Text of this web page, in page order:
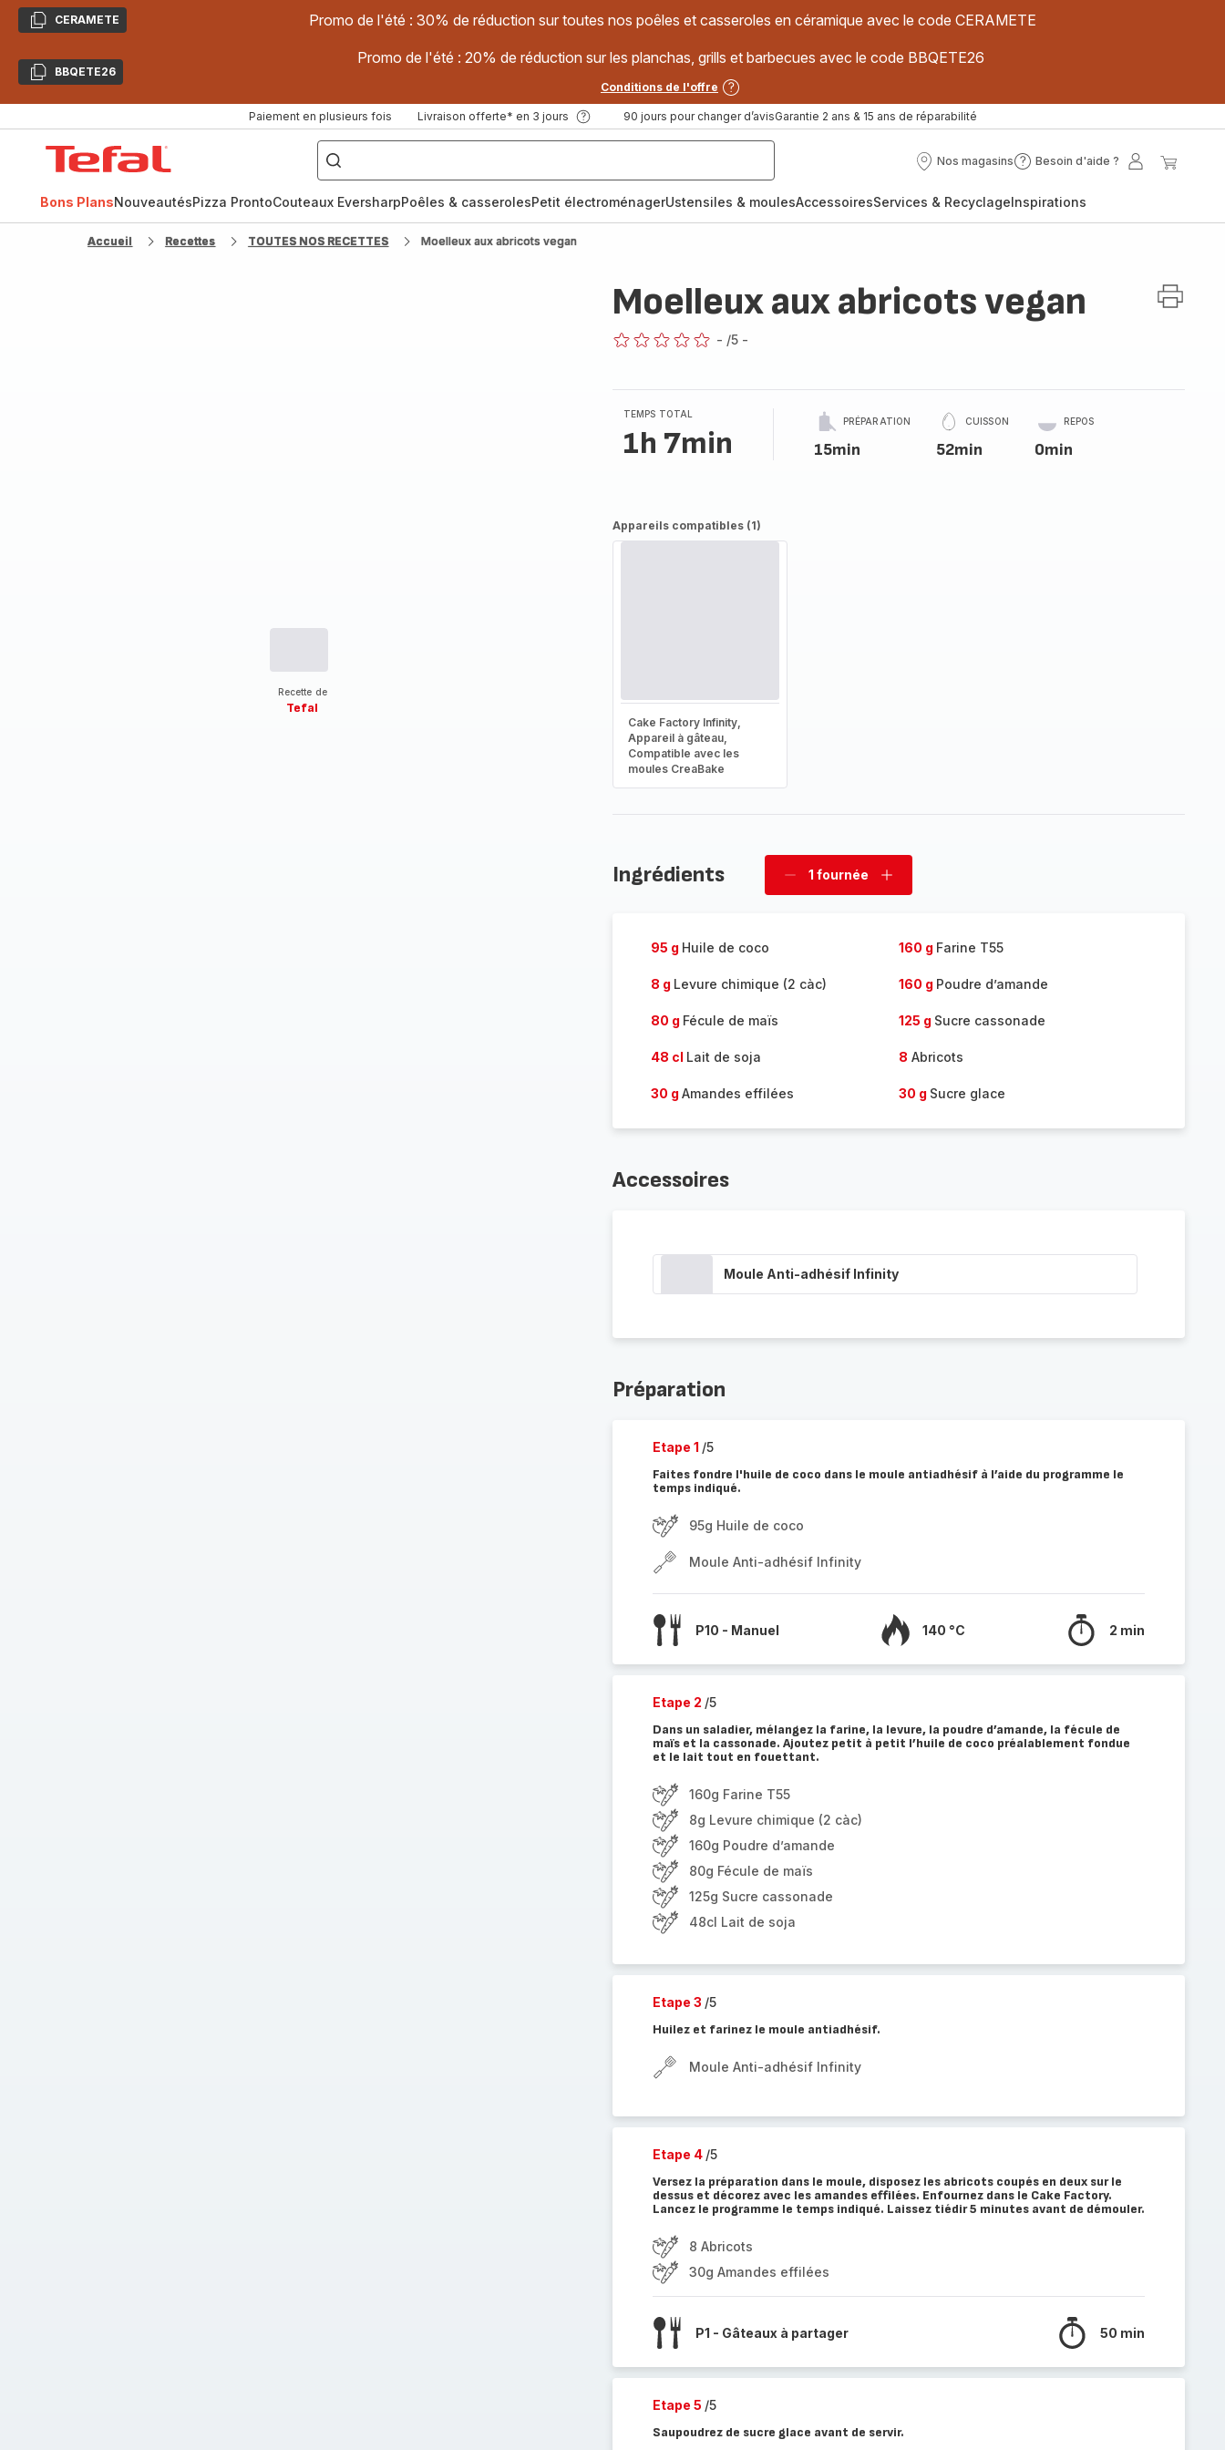
CopierCERAMETE Promo de l'été : 30% de réduction sur toutes nos poêles et casseroles en céramique avec le code CERAMETE
CopierBBQETE26
Promo de l'été : 20% de réduction sur les planchas, grills et barbecues avec le code BBQETE26
Conditions de l'offre
Paiement en plusieurs fois Livraison offerte* en 3 jours 90 jours pour changer d’avisGarantie 2 ans & 15 ans de réparabilité
["Poêles
inox,
Cake
Factory,
Nos magasins
Nos
Besoin d'aide ?
Besoin
?
Mon
Bons PlansNouveautésPizza ProntoCouteaux EversharpPoêles & casserolesPetit électroménagerUstensiles & moulesAccessoiresServices & RecyclageInspirations
Accueil Recettes TOUTES NOS RECETTES Moelleux aux abricots vegan
Recette de
Tefal
Moelleux aux abricots vegan
- /5 -
TEMPS TOTAL
1h 7min
PRÉPARATION
15min
CUISSON
52min
REPOS
0min
Appareils compatibles (1)
Cake Factory Infinity,
Appareil à gâteau,
Compatible avec les
moules CreaBake
Ingrédients
Supprimer
1 fournée
Ajouter
95 g Huile de coco 160 g Farine T55
8 g Levure chimique (2 càc) 160 g Poudre d’amande
80 g Fécule de maïs 125 g Sucre cassonade
48 cl Lait de soja 8 Abricots
30 g Amandes effilées 30 g Sucre glace
Accessoires
Moule Anti-adhésif Infinity
Préparation
Etape 1 /5
Faites fondre l'huile de coco dans le moule antiadhésif à l’aide du programme le
temps indiqué.
95g Huile de coco
Moule Anti-adhésif Infinity
P10 - Manuel 140 °C 2 min
Etape 2 /5
Dans un saladier, mélangez la farine, la levure, la poudre d’amande, la fécule de
maïs et la cassonade. Ajoutez petit à petit l’huile de coco préalablement fondue
et le lait tout en fouettant.
160g Farine T55
8g Levure chimique (2 càc)
160g Poudre d’amande
80g Fécule de maïs
125g Sucre cassonade
48cl Lait de soja
Etape 3 /5
Huilez et farinez le moule antiadhésif.
Moule Anti-adhésif Infinity
Etape 4 /5
Versez la préparation dans le moule, disposez les abricots coupés en deux sur le
dessus et décorez avec les amandes effilées. Enfournez dans le Cake Factory.
Lancez le programme le temps indiqué. Laissez tiédir 5 minutes avant de démouler.
8 Abricots
30g Amandes effilées
P1 - Gâteaux à partager 50 min
Etape 5 /5
Saupoudrez de sucre glace avant de servir.